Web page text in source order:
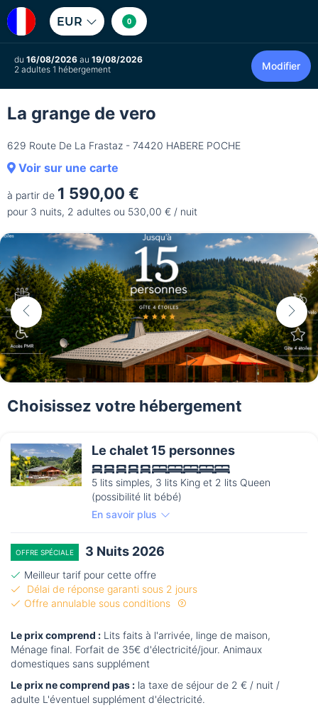
EUR 0
du 16/08/2026 au 19/08/2026
2 adultes 1 hébergement
Modifier
La grange de vero
629 Route De La Frastaz - 74420 HABERE POCHE
Voir sur une carte
à partir de 1 590,00 €
pour 3 nuits, 2 adultes ou 530,00 € / nuit
Choisissez votre hébergement
Le chalet 15 personnes
5 lits simples, 3 lits King et 2 lits Queen
(possibilité lit bébé)
En savoir plus
OFFRE SPÉCIALE 3 Nuits 2026
Meilleur tarif pour cette offre
Délai de réponse garanti sous 2 jours
Offre annulable sous conditions
Le prix comprend : Lits faits à l'arrivée, linge de maison,
Ménage final. Forfait de 35€ d'électricité/jour. Animaux
domestiques sans supplément
Le prix ne comprend pas : la taxe de séjour de 2 € / nuit /
adulte L'éventuel supplément d'électricité.